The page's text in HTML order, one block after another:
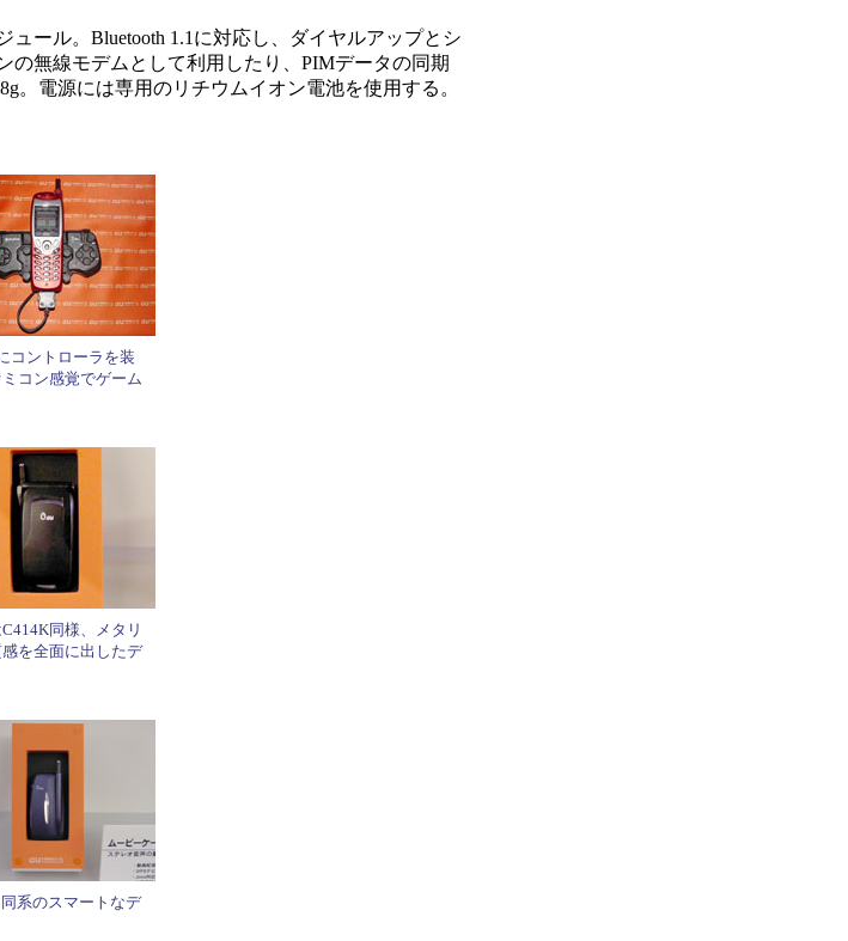
ール。Bluetooth 1.1に対応し、ダイヤルアップとシ
の無線モデムとして利用したり、PIMデータの同期
。電源には専用のリチウムイオン電池を使用する。
コントローラを装
コン感覚でゲーム
同様、メタリ
感を全面に出したデ
系のスマートなデ